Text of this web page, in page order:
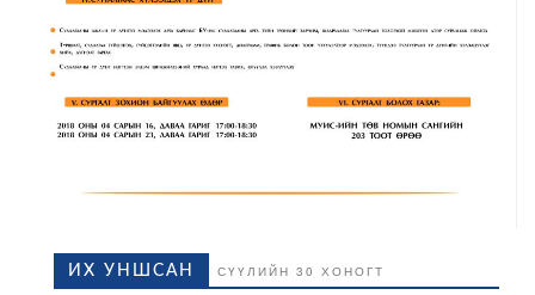
ИХ УНШСАН СҮҮЛИЙН 30 ХОНОГТ